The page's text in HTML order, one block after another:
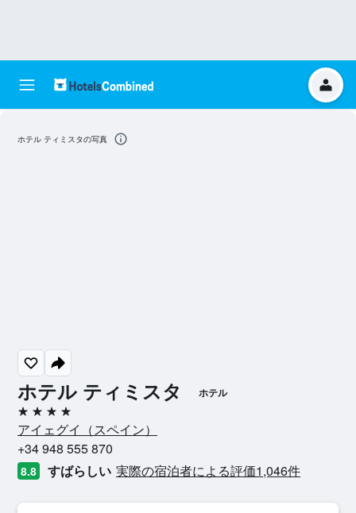
ホテル ティミスタ ホテル
4つ星
アイェグイ​（スペイン​）​
+34 948 555 870
8.8 すばらしい 実際の宿泊者による評価1,046​件
ホテル ティミスタの写真